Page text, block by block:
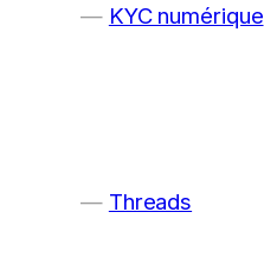
KYC numérique
Threads